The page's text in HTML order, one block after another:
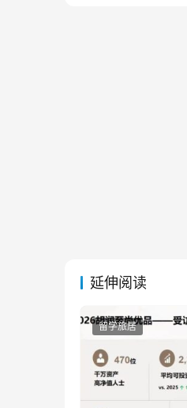
延伸阅读
留学旅居